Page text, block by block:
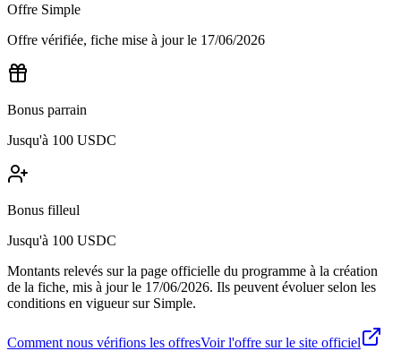
Offre Simple
Offre vérifiée, fiche mise à jour le 17/06/2026
Bonus parrain
Jusqu'à 100 USDC
Bonus filleul
Jusqu'à 100 USDC
Montants relevés sur la page officielle du programme à la création
de la fiche, mis à jour le 17/06/2026. Ils peuvent évoluer selon les
conditions en vigueur sur Simple.
Comment nous vérifions les offresVoir l'offre sur le site officiel